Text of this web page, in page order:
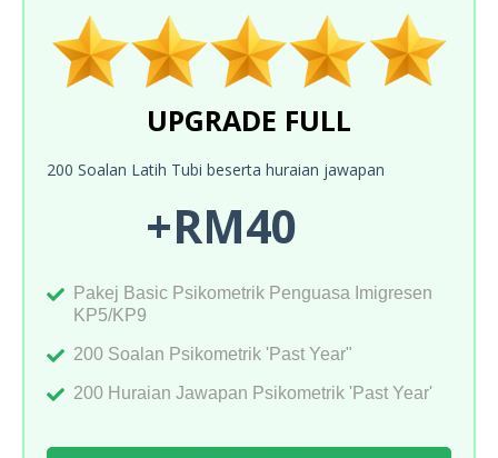
UPGRADE FULL
200 Soalan Latih Tubi beserta huraian jawapan
+RM40
Pakej Basic Psikometrik Penguasa Imigresen
KP5/KP9
200 Soalan Psikometrik 'Past Year"
200 Huraian Jawapan Psikometrik 'Past Year'